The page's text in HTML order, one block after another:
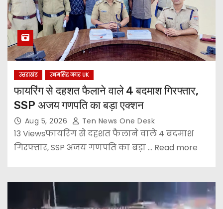
उत्तराखंड उधमसिंह नगर UK
फायरिंग से दहशत फैलाने वाले 4 बदमाश गिरफ्तार,
SSP अजय गणपति का बड़ा एक्शन
Aug 5, 2026 Ten News One Desk
13 Viewsफायरिंग से दहशत फैलाने वाले 4 बदमाश
गिरफ्तार, SSP अजय गणपति का बड़ा ... Read more